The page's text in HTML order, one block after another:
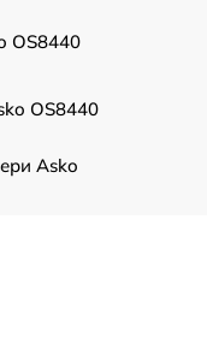
OS8440
OS8440
Asko